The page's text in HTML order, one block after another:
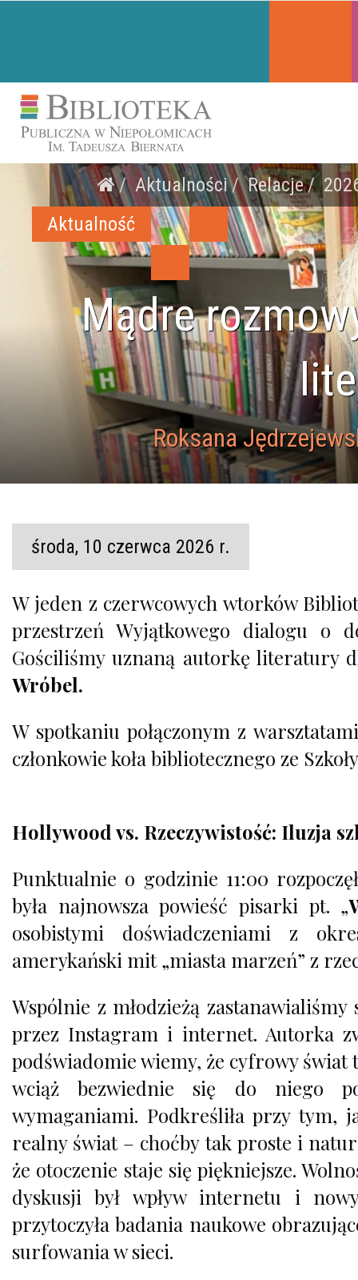
Aktualności Relacje
Aktualność
Mądre
Roksana
środa, 10 czerwca 2026 r.
W jeden z czerwcowych wtorków
przestrzeń Wyjątkowego dialogu o
Gościliśmy uznaną autorkę literatury
Wróbel.
W spotkaniu połączonym z
członkowie koła bibliotecznego ze
Hollywood vs. Rzeczywistość: Iluzja
Punktualnie o godzinie 11:00
była najnowsza powieść pisarki pt. „
osobistymi doświadczeniami z
amerykański mit „miasta marzeń” z
Wspólnie z młodzieżą
przez Instagram i internet. Autorka
podświadomie wiemy, że cyfrowy
wciąż bezwiednie się do niego
wymaganiami. Podkreśliła przy tym,
realny świat – choćby tak proste i
że otoczenie staje się piękniejsze.
dyskusji był wpływ internetu i
przytoczyła badania naukowe
surfowania w sieci.